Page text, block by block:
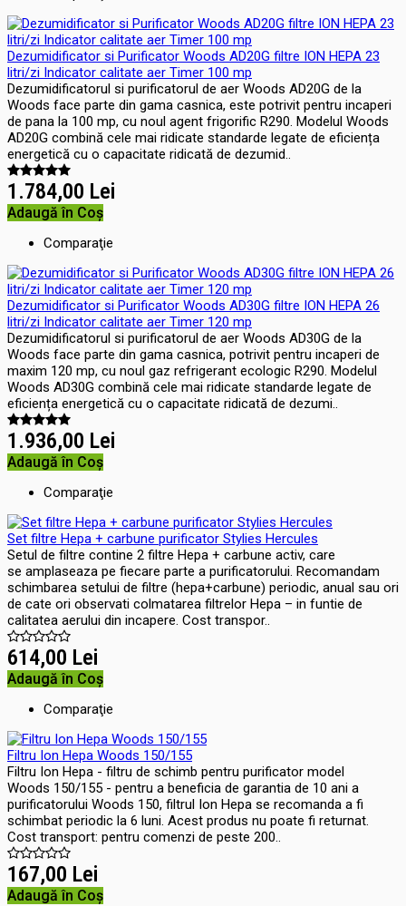
Dezumidificator si Purificator Woods AD20G filtre ION HEPA 23
litri/zi Indicator calitate aer Timer 100 mp
Dezumidificatorul si purificatorul de aer Woods AD20G de la
Woods face parte din gama casnica, este potrivit pentru incaperi
de pana la 100 mp, cu noul agent frigorific R290. Modelul Woods
AD20G combină cele mai ridicate standarde legate de eficiența
energetică cu o capacitate ridicată de dezumid..
1.784,00 Lei
Adaugă în Coş
Comparaţie
Dezumidificator si Purificator Woods AD30G filtre ION HEPA 26
litri/zi Indicator calitate aer Timer 120 mp
Dezumidificatorul si purificatorul de aer Woods AD30G de la
Woods face parte din gama casnica, potrivit pentru incaperi de
maxim 120 mp, cu noul gaz refrigerant ecologic R290. Modelul
Woods AD30G combină cele mai ridicate standarde legate de
eficiența energetică cu o capacitate ridicată de dezumi..
1.936,00 Lei
Adaugă în Coş
Comparaţie
Set filtre Hepa + carbune purificator Stylies Hercules
Setul de filtre contine 2 filtre Hepa + carbune activ, care
se amplaseaza pe fiecare parte a purificatorului. Recomandam
schimbarea setului de filtre (hepa+carbune) periodic, anual sau ori
de cate ori observati colmatarea filtrelor Hepa – in funtie de
calitatea aerului din incapere. Cost transpor..
614,00 Lei
Adaugă în Coş
Comparaţie
Filtru Ion Hepa Woods 150/155
Filtru Ion Hepa - filtru de schimb pentru purificator model
Woods 150/155 - pentru a beneficia de garantia de 10 ani a
purificatorului Woods 150, filtrul Ion Hepa se recomanda a fi
schimbat periodic la 6 luni. Acest produs nu poate fi returnat.
Cost transport: pentru comenzi de peste 200..
167,00 Lei
Adaugă în Coş